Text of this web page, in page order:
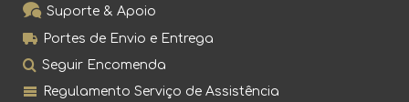
Suporte & Apoio
Portes de Envio e Entrega
Seguir Encomenda
Regulamento Serviço de Assistência